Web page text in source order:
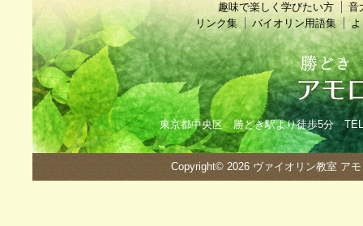
趣味で楽しく学びたい方
音
リンク集
バイオリン用語集
東京都中央区 勝どき駅より徒歩5分
Copyright© 2026 ヴァイオリン教室 ア